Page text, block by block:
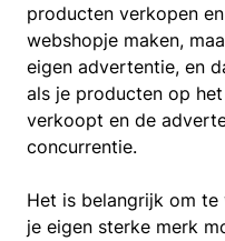
producten verkopen
webshopje maken,
eigen advertentie, en
als je producten op
verkoopt en de
concurrentie.
Het is belangrijk om
je eigen sterke merk